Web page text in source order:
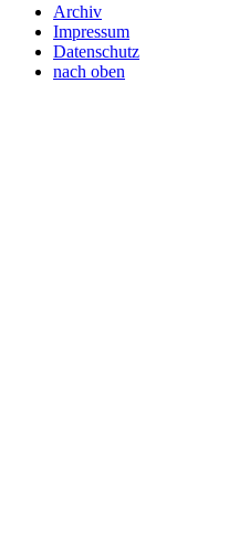
Archiv
Impressum
Datenschutz
nach oben